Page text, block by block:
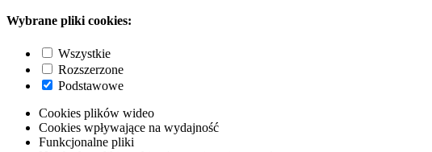
Wybrane pliki cookies:
Wszystkie
Rozszerzone
Podstawowe
Cookies plików wideo
Cookies wpływające na wydajność
Funkcjonalne pliki